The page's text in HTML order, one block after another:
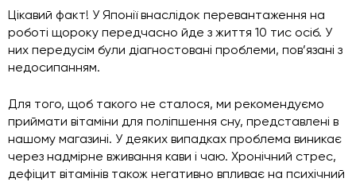
Цікавий факт! У Японії внаслідок перевантаження на
роботі щороку передчасно йде з життя 10 тис осіб. У
них передусім були діагностовані проблеми, пов’язані з
недосипанням.
Для того, щоб такого не сталося, ми рекомендуємо
приймати вітаміни для поліпшення сну, представлені в
нашому магазині. У деяких випадках проблема виникає
через надмірне вживання кави і чаю. Хронічний стрес,
дефіцит вітамінів також негативно впливає на психічний